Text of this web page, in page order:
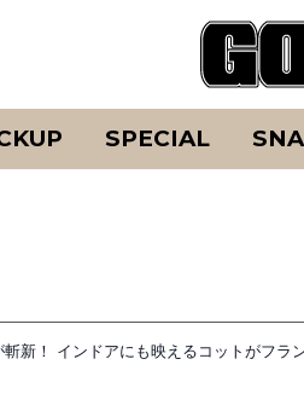
SPECIAL
新！ インドアにも映えるコットがフラ